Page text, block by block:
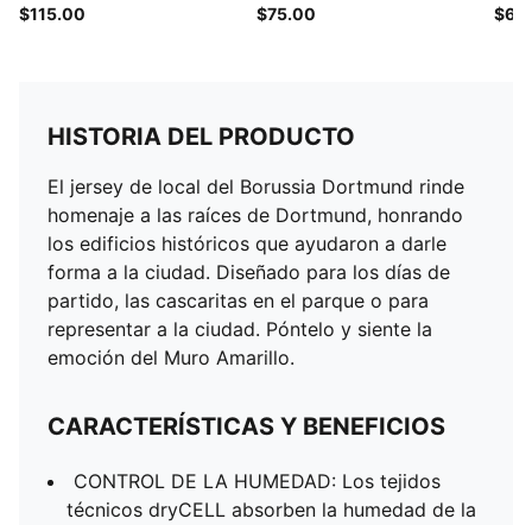
$115.00
$75.00
HISTORIA DEL PRODUCTO
El jersey de local del Borussia Dortmund rinde
homenaje a las raíces de Dortmund, honrando
los edificios históricos que ayudaron a darle
forma a la ciudad. Diseñado para los días de
partido, las cascaritas en el parque o para
representar a la ciudad. Póntelo y siente la
emoción del Muro Amarillo.
CARACTERÍSTICAS Y BENEFICIOS
CONTROL DE LA HUMEDAD: Los tejidos
técnicos dryCELL absorben la humedad de la